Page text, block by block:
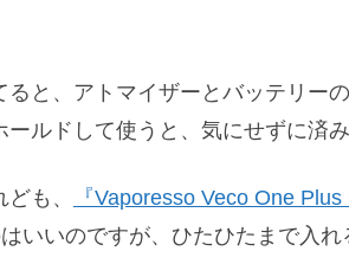
と、アトマイザーとバッテリー
ルドして使うと、気にせずに済み
も、 『Vaporesso Veco One Plus
いいのですが、ひたひたまで入